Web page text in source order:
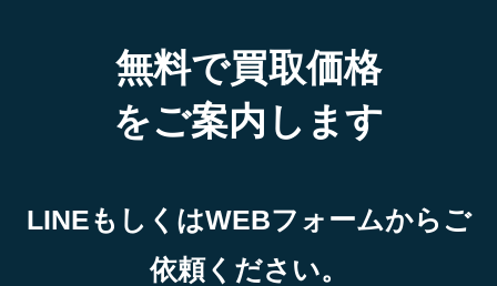
無料で買取価格
をご案内します
LINEもしくはWEBフォームからご
依頼ください。